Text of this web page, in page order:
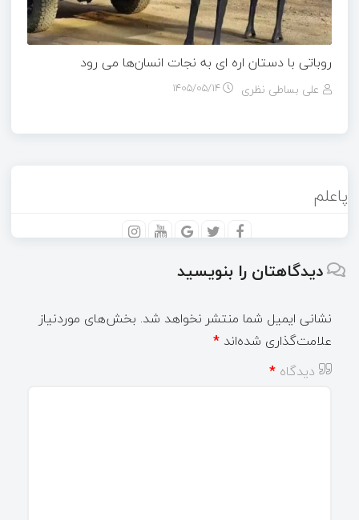
روباتی با دستان اره ای به نجات انسان‌ها می رود
علی بساطی نظری ۱۴۰۵/۰۵/۱۴
پاعلم
دیدگاهتان را بنویسید
نشانی ایمیل شما منتشر نخواهد شد. بخش‌های موردنیاز
علامت‌گذاری شده‌اند *
دیدگاه *